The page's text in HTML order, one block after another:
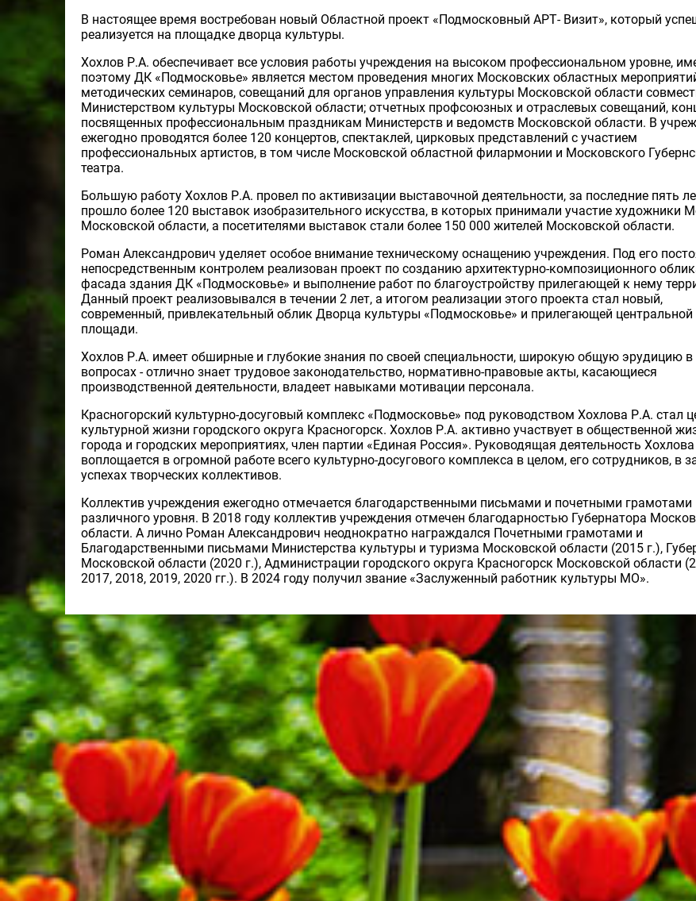
В настоящее время востребован новый Областной проект «Подмосковный АРТ- Визит», который
реализуется на площадке дворца культуры.
Хохлов Р.А. обеспечивает все условия работы учреждения на высоком профессиональном уровне,
поэтому ДК «Подмосковье» является местом проведения многих Московских областных
методических семинаров, совещаний для органов управления культуры Московской области
Министерством культуры Московской области; отчетных профсоюзных и отраслевых совещаний,
посвященных профессиональным праздникам Министерств и ведомств Московской области. В
ежегодно проводятся более 120 концертов, спектаклей, цирковых представлений с участием
профессиональных артистов, в том числе Московской областной филармонии и Московского
театра.
Большую работу Хохлов Р.А. провел по активизации выставочной деятельности, за последние пять
прошло более 120 выставок изобразительного искусства, в которых принимали участие художники
Московской области, а посетителями выставок стали более 150 000 жителей Московской области.
Роман Александрович уделяет особое внимание техническому оснащению учреждения. Под его
непосредственным контролем реализован проект по созданию архитектурно-композиционного
фасада здания ДК «Подмосковье» и выполнение работ по благоустройству прилегающей к нему
Данный проект реализовывался в течении 2 лет, а итогом реализации этого проекта стал новый,
современный, привлекательный облик Дворца культуры «Подмосковье» и прилегающей центральной
площади.
Хохлов Р.А. имеет обширные и глубокие знания по своей специальности, широкую общую эрудицию в
вопросах - отлично знает трудовое законодательство, нормативно-правовые акты, касающиеся
производственной деятельности, владеет навыками мотивации персонала.
Красногорский культурно-досуговый комплекс «Подмосковье» под руководством Хохлова Р.А. стал
культурной жизни городского округа Красногорск. Хохлов Р.А. активно участвует в общественной
города и городских мероприятиях, член партии «Единая Россия». Руководящая деятельность
воплощается в огромной работе всего культурно-досугового комплекса в целом, его сотрудников, в
успехах творческих коллективов.
Коллектив учреждения ежегодно отмечается благодарственными письмами и почетными грамотами
различного уровня. В 2018 году коллектив учреждения отмечен благодарностью Губернатора
области. А лично Роман Александрович неоднократно награждался Почетными грамотами и
Благодарственными письмами Министерства культуры и туризма Московской области (2015 г.),
Московской области (2020 г.), Администрации городского округа Красногорск Московской области
2017, 2018, 2019, 2020 гг.). В 2024 году получил звание «Заслуженный работник культуры МО».